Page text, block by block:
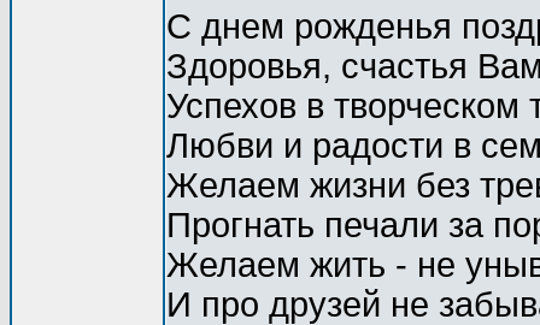
С днем рожденья
Здоровья, счастья
Успехов в творческом
Любви и радости в
Желаем жизни без
Прогнать печали за
Желаем жить - не
И про друзей не